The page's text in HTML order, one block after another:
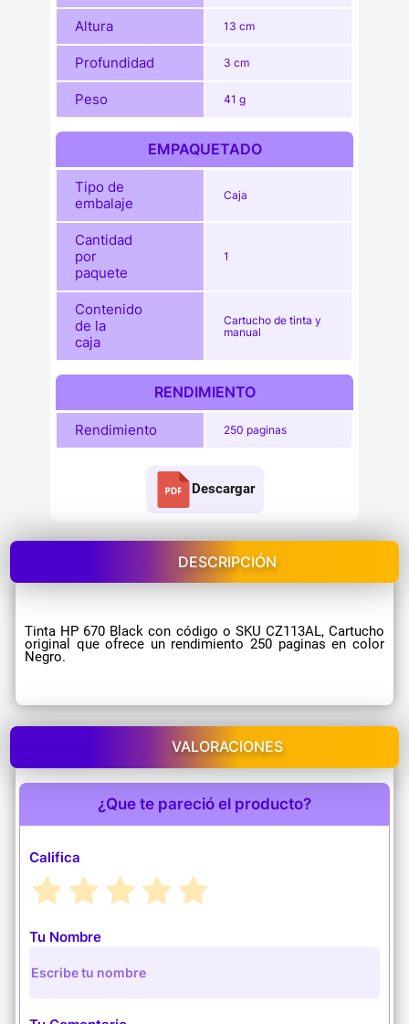
Altura 13 cm
Profundidad 3 cm
Peso 41 g
EMPAQUETADO
Tipo de
embalaje
Caja
Cantidad
por
paquete
1
Contenido
de la
caja
Cartucho de tinta y
manual
RENDIMIENTO
Rendimiento 250 paginas
Descargar
DESCRIPCIÓN
Tinta HP 670 Black con código o SKU CZ113AL, Cartucho
original que ofrece un rendimiento 250 paginas en color
Negro.
VALORACIONES
¿Que te pareció el producto?
Califica
Tu Nombre